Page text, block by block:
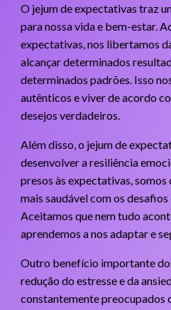
O jejum de expectativas traz
para nossa vida e bem-estar.
expectativas, nos libertamos
alcançar determinados
determinados padrões. Isso
autênticos e viver de acordo
desejos verdadeiros.
Além disso, o jejum de
desenvolver a resiliência
presos às expectativas,
mais saudável com os
Aceitamos que nem tudo
aprendemos a nos adaptar e
Outro benefício importante do
redução do estresse e da
constantemente preocupados